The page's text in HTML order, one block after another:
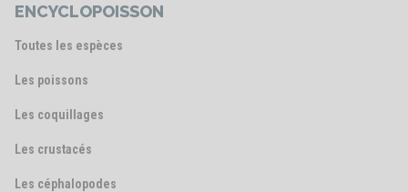
ENCYCLOPOISSON
Toutes les espèces
Les poissons
Les coquillages
Les crustacés
Les céphalopodes